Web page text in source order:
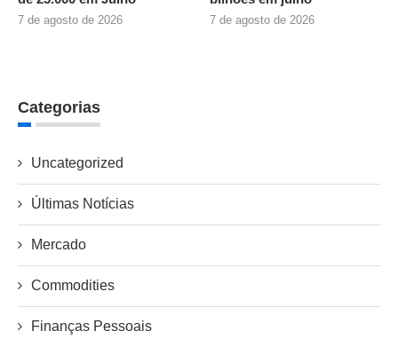
7 de agosto de 2026 7 de agosto de 2026
Categorias
Uncategorized
Últimas Notícias
Mercado
Commodities
Finanças Pessoais